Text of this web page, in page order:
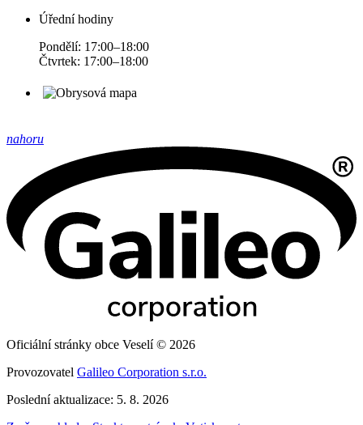
Úřední hodiny
Pondělí: 17:00–18:00
Čtvrtek: 17:00–18:00
nahoru
Oficiální stránky obce Veselí © 2026
Provozovatel Galileo Corporation s.r.o.
Poslední aktualizace: 5. 8. 2026